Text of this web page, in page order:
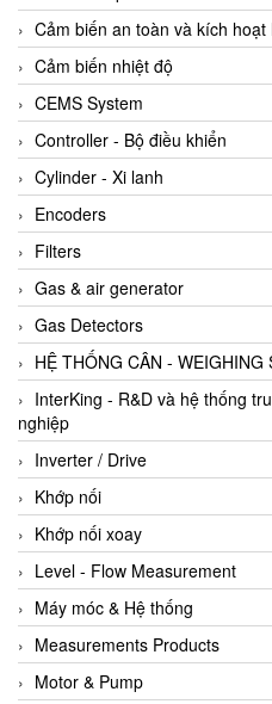
Cảm biến an toàn và kích
Cảm biến nhiệt độ
CEMS System
Controller - Bộ điều khiển
Cylinder - Xi lanh
Encoders
Filters
Gas & air generator
Gas Detectors
HỆ THỐNG CÂN - WEIGHING
InterKing - R&D và hệ thống
nghiệp
Inverter / Drive
Khớp nối
Khớp nối xoay
Level - Flow Measurement
Máy móc & Hệ thống
Measurements Products
Motor & Pump